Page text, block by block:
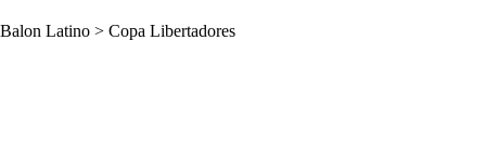
Balon Latino > Copa Libertadores